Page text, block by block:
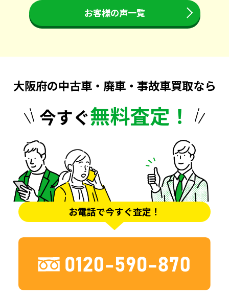
お客様の声一覧
大阪府の中古車・廃車・事故車買取なら
今すぐ無料査定！
お電話で今すぐ査定！